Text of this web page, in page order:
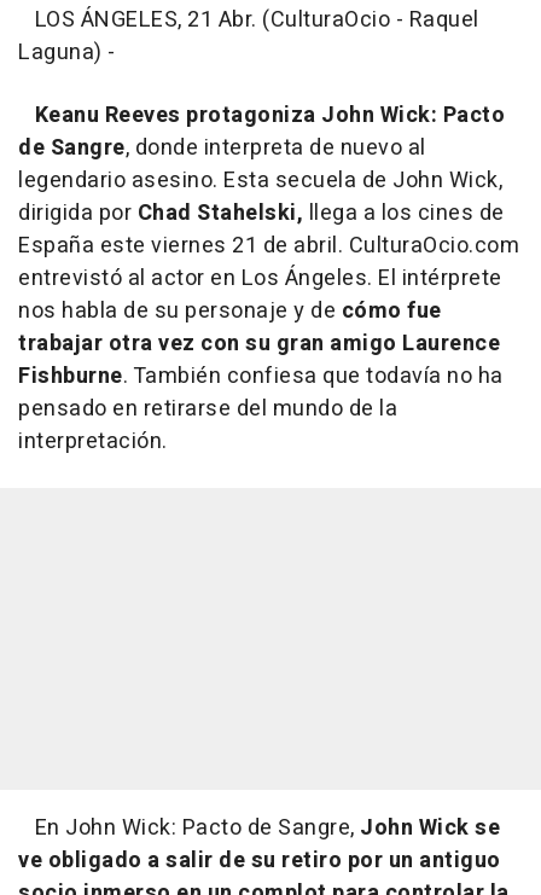
LOS ÁNGELES, 21 Abr. (CulturaOcio - Raquel
Laguna) -
Keanu Reeves protagoniza John Wick: Pacto
de Sangre, donde interpreta de nuevo al
legendario asesino. Esta secuela de John Wick,
dirigida por Chad Stahelski, llega a los cines de
España este viernes 21 de abril. CulturaOcio.com
entrevistó al actor en Los Ángeles. El intérprete
nos habla de su personaje y de cómo fue
trabajar otra vez con su gran amigo Laurence
Fishburne. También confiesa que todavía no ha
pensado en retirarse del mundo de la
interpretación.
En John Wick: Pacto de Sangre, John Wick se
ve obligado a salir de su retiro por un antiguo